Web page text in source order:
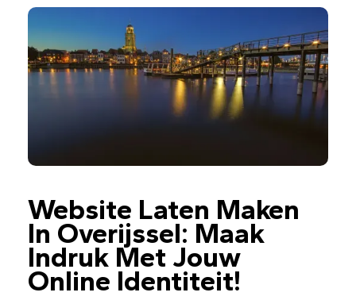
Website Laten Maken
In Overijssel: Maak
Indruk Met Jouw
Online Identiteit!